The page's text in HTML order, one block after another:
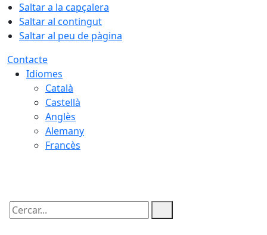
Saltar a la capçalera
Saltar al contingut
Saltar al peu de pàgina
Contacte
Idiomes
Català
Castellà
Anglès
Alemany
Francès
Cercar: